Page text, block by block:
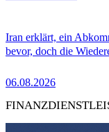
Iran erklärt, ein
bevor, doch die
06.08.2026